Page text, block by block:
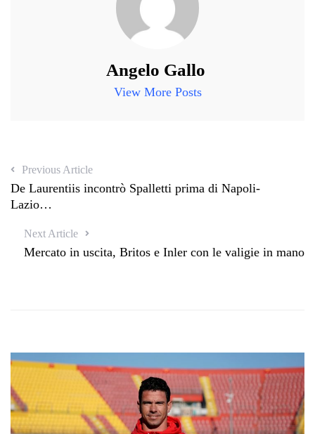
Angelo Gallo
View More Posts
Previous Article
De Laurentiis incontrò Spalletti prima di Napoli-
Lazio…
Next Article
Mercato in uscita, Britos e Inler con le valigie in mano